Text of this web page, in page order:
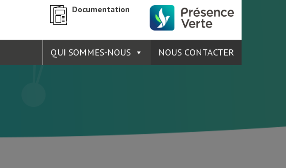
Documentation
NOUS CONTACTER
QUI SOMMES-NOUS